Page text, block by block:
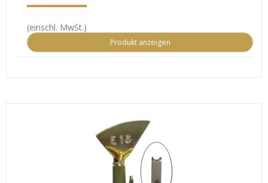
(einschl. MwSt.)
Produkt anzeigen